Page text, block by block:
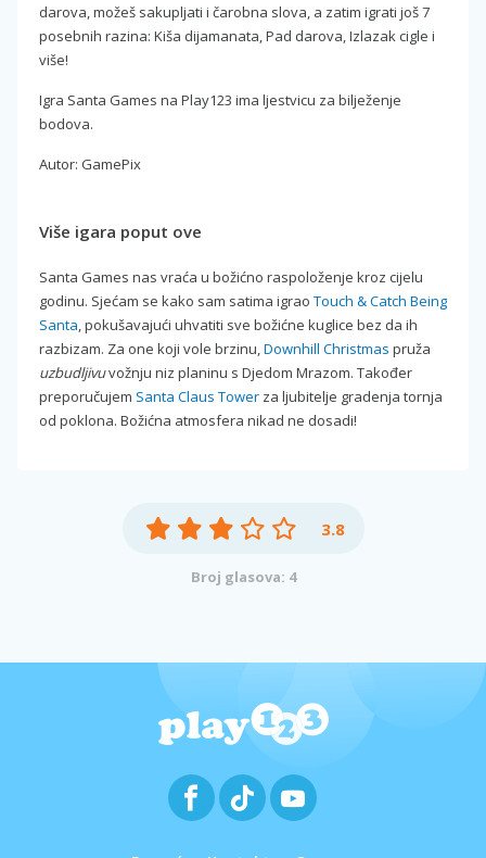
darova, možeš sakupljati i čarobna slova, a zatim igrati još 7
posebnih razina: Kiša dijamanata, Pad darova, Izlazak cigle i
više!
Igra Santa Games na Play123 ima ljestvicu za bilježenje
bodova.
Autor: GamePix
Više igara poput ove
Santa Games nas vraća u božićno raspoloženje kroz cijelu
godinu. Sjećam se kako sam satima igrao Touch & Catch Being
Santa, pokušavajući uhvatiti sve božićne kuglice bez da ih
razbizam. Za one koji vole brzinu,Downhill Christmas pruža
uzbudljivuvožnju niz planinu s Djedom Mrazom. Također
preporučujem Santa Claus Tower za ljubitelje gradenja tornja
od poklona. Božićna atmosfera nikad ne dosadi!
3.8
Broj glasova: 4